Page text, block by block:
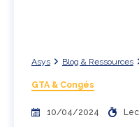
Asys Blog & Ressources
GTA & Congés
10/04/2024